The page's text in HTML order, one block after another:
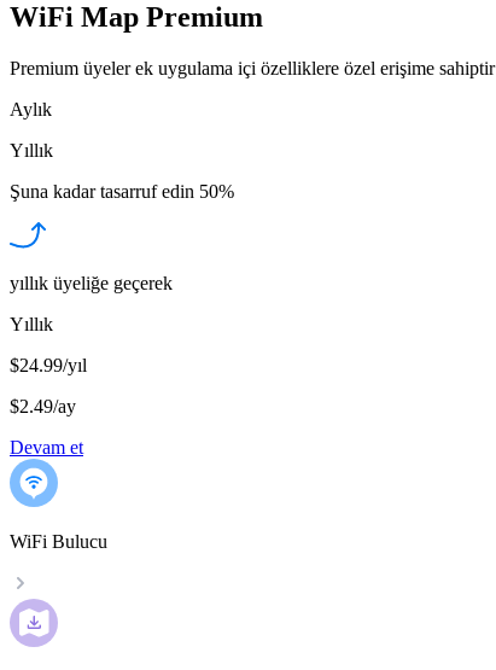
WiFi Map Premium
Premium üyeler ek uygulama içi özelliklere özel erişime sahiptir
Aylık
Yıllık
Şuna kadar tasarruf edin 50%
yıllık üyeliğe geçerek
Yıllık
$24.99/yıl
$2.49/ay
Devam et
WiFi Bulucu